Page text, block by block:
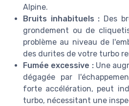
Alpine.
Bruits inhabituels : Des
grondement ou de
problème au niveau de
des durites de votre turbo
Fumée excessive :Une
dégagée par
forte accélération, peut
turbo, nécessitant une